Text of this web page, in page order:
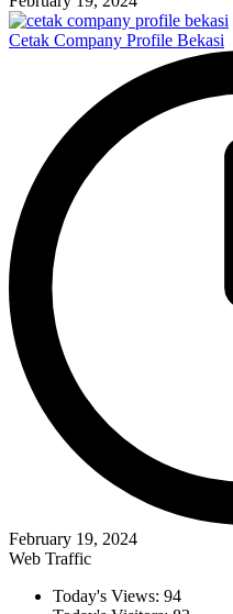
Cetak Company Profile Bekasi
February 19, 2024
Web Traffic
Today's Views: 94